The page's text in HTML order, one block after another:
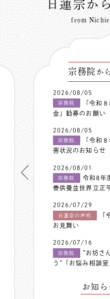
日蓮宗か
from
宗務院 か
2026/08/05
宗務院
「令和
金」勧募のお願い
2026/08/05
宗務院
「令和
害状況のお知らせ
2026/08/01
宗務院
令和8年
善供養並世界立正
2026/07/29
日蓮宗の声明
「
お見舞い
2026/07/16
宗務院
”お坊さ
う”「お悩み相談
お知